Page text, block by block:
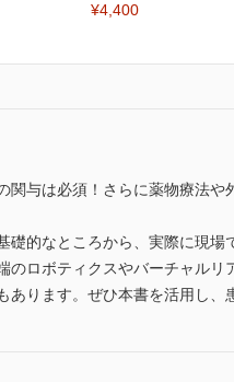
¥4,400
与は必須！さらに薬物療法
礎的なところから、実際に現
ロボティクスやバーチャルリ
あります。ぜひ本書を活用し、